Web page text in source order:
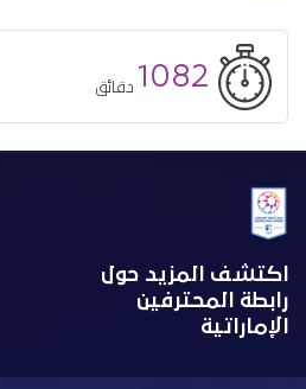
1082 دقائق
اكتشف المزيد حول
رابطة المحترفين
الإماراتية